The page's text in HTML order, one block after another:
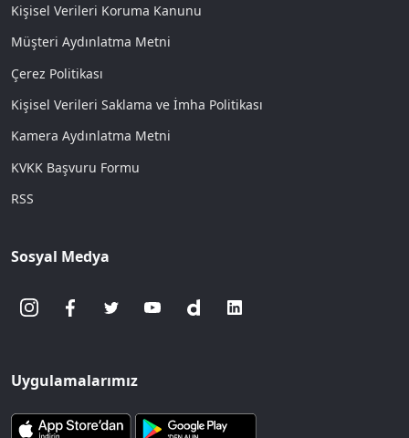
Kişisel Verileri Koruma Kanunu
Müşteri Aydınlatma Metni
Çerez Politikası
Kişisel Verileri Saklama ve İmha Politikası
Kamera Aydınlatma Metni
KVKK Başvuru Formu
RSS
Sosyal Medya
Uygulamalarımız